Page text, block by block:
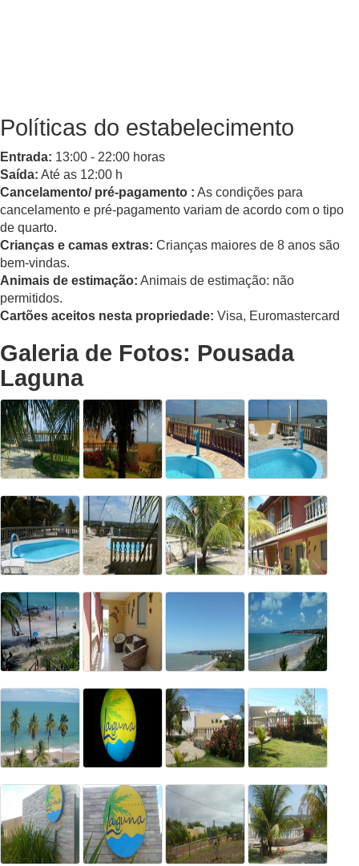
Políticas do estabelecimento
Entrada: 13:00 - 22:00 horas
Saída: Até as 12:00 h
Cancelamento/ pré-pagamento : As condições para
cancelamento e pré-pagamento variam de acordo com o tipo
de quarto.
Crianças e camas extras: Crianças maiores de 8 anos são
bem-vindas.
Animais de estimação: Animais de estimação: não
permitidos.
Cartões aceitos nesta propriedade: Visa, Euromastercard
Galeria de Fotos: Pousada
Laguna